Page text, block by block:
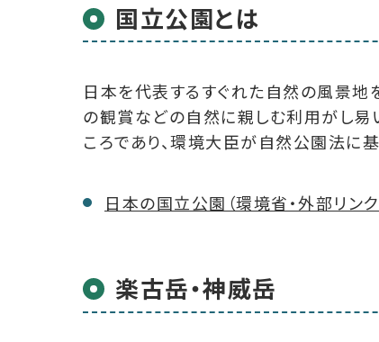
国立公園とは
日本を代表するすぐれた自然の風景地
の観賞などの自然に親しむ利用がし易
ころであり、環境大臣が自然公園法に
日本の国立公園（環境省・外部リンク
楽古岳・神威岳